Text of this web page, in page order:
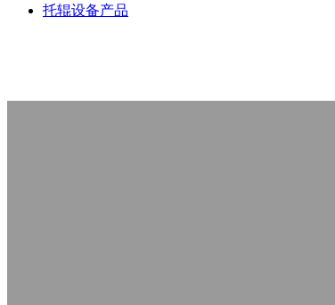
托辊设备产品